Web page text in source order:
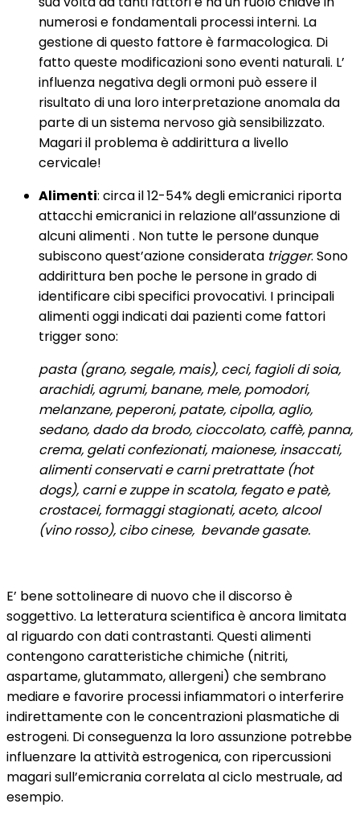
numerosi e fondamentali processi interni. La
gestione di questo fattore è farmacologica. Di
fatto queste modificazioni sono eventi naturali. L’
influenza negativa degli ormoni può essere il
risultato di una loro interpretazione anomala da
parte di un sistema nervoso già sensibilizzato.
Magari il problema è addirittura a livello
cervicale!
Alimenti: circa il 12-54% degli emicranici riporta
attacchi emicranici in relazione all’assunzione di
alcuni alimenti . Non tutte le persone dunque
subiscono quest’azione considerata trigger. Sono
addirittura ben poche le persone in grado di
identificare cibi specifici provocativi. I principali
alimenti oggi indicati dai pazienti come fattori
trigger sono:
pasta (grano, segale, mais), ceci, fagioli di soia,
arachidi, agrumi, banane, mele, pomodori,
melanzane, peperoni, patate, cipolla, aglio,
sedano, dado da brodo, cioccolato, caffè, panna,
crema, gelati confezionati, maionese, insaccati,
alimenti conservati e carni pretrattate (hot
dogs), carni e zuppe in scatola, fegato e patè,
crostacei, formaggi stagionati, aceto, alcool
(vino rosso), cibo cinese, bevande gasate.
E’ bene sottolineare di nuovo che il discorso è
soggettivo. La letteratura scientifica è ancora limitata
al riguardo con dati contrastanti. Questi alimenti
contengono caratteristiche chimiche (nitriti,
aspartame, glutammato, allergeni) che sembrano
mediare e favorire processi infiammatori o interferire
indirettamente con le concentrazioni plasmatiche di
estrogeni. Di conseguenza la loro assunzione potrebbe
influenzare la attività estrogenica, con ripercussioni
magari sull’emicrania correlata al ciclo mestruale, ad
esempio.